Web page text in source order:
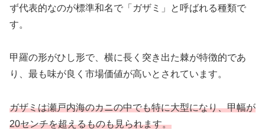
ず代表的なのが標準和名で「ガザミ」と呼ばれる種類で
す。
甲羅の形がひし形で、横に長く突き出た棘が特徴的であ
り、最も味が良く市場価値が高いとされています。
ガザミは瀬戸内海のカニの中でも特に大型になり、甲幅が
20センチを超えるものも見られます。